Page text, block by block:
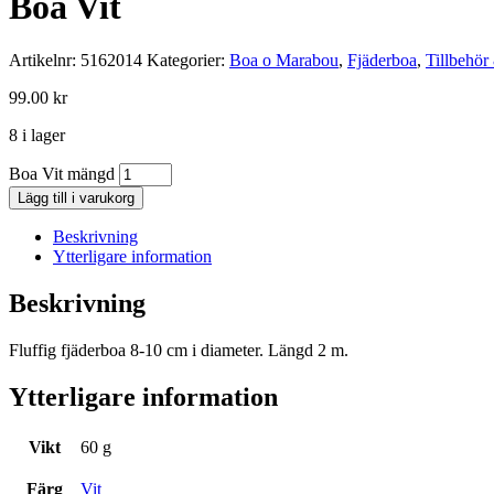
Artikelnr: 5162014 Kategorier: Boa o Marabou, Fjäderboa, Tillbehör
99.00 kr
8 i lager
Boa Vit mängd
Lägg till i varukorg
Beskrivning
Ytterligare information
Beskrivning
Fluffig fjäderboa 8-10 cm i diameter. Längd 2 m.
Ytterligare information
Vikt 60 g
Färg Vit